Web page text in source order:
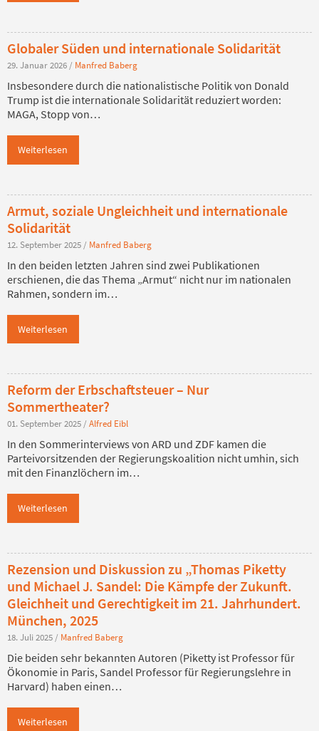
Globaler Süden und internationale Solidarität
29. Januar 2026 / Manfred Baberg
Insbesondere durch die nationalistische Politik von Donald
Trump ist die internationale Solidarität reduziert worden:
MAGA, Stopp von…
Weiterlesen
Armut, soziale Ungleichheit und internationale
Solidarität
12. September 2025 / Manfred Baberg
In den beiden letzten Jahren sind zwei Publikationen
erschienen, die das Thema „Armut“ nicht nur im nationalen
Rahmen, sondern im…
Weiterlesen
Reform der Erbschaftsteuer – Nur
Sommertheater?
01. September 2025 / Alfred Eibl
In den Sommerinterviews von ARD und ZDF kamen die
Parteivorsitzenden der Regierungskoalition nicht umhin, sich
mit den Finanzlöchern im…
Weiterlesen
Rezension und Diskussion zu „Thomas Piketty
und Michael J. Sandel: Die Kämpfe der Zukunft.
Gleichheit und Gerechtigkeit im 21. Jahrhundert.
München, 2025
18. Juli 2025 / Manfred Baberg
Die beiden sehr bekannten Autoren (Piketty ist Professor für
Ökonomie in Paris, Sandel Professor für Regierungslehre in
Harvard) haben einen…
Weiterlesen